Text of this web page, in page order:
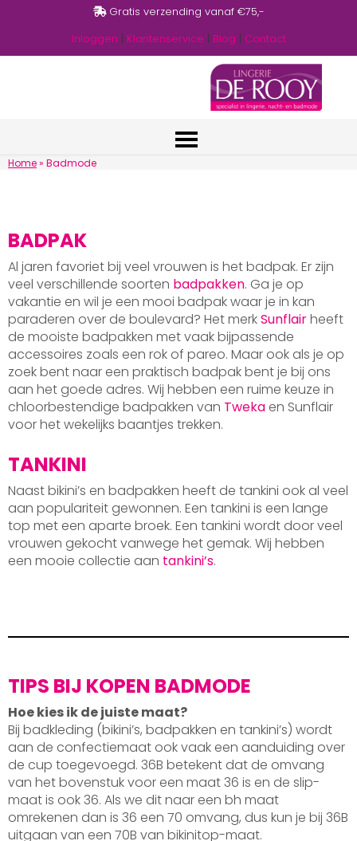
Gratis verzending vanaf €75,-
Inloggen | Klantenservice | Blog | Contact
Home» Badmode
BADPAK
Al jaren favoriet bij veel vrouwen is het badpak. Er zijn
veel verschillende soorten badpakken. Ga je op
vakantie en wil je een mooi badpak waar je in kan
paraderen over de boulevard? Het merkSunflairheeft
de mooiste badpakken met vaak bijpassende
accessoires zoals een rok of pareo. Maar ook als je op
zoek bent naar een praktisch badpak bent je bij ons
aan het goede adres. Wij hebben een ruime keuze in
chloorbestendige badpakken van Tweka en Sunflair
voor het wekelijks baantjes trekken.
TANKINI
Naast bikini’s en badpakken heeft de tankini ook al veel
aan populariteit gewonnen. Een tankini is een lange
top met een aparte broek. Een tankini wordt door veel
vrouwen gekocht vanwege het gemak. Wij hebben
een mooie collectie aan tankini’s.
TIPS BIJ KOPEN BADMODE
Hoe kies ik de juiste maat?
Bij badkleding (bikini’s, badpakken en tankini’s) wordt
aan de confectiemaat ook vaak een aanduiding over
de cup toegevoegd. 36B betekent dat de omvang
van het bovenstuk voor een maat 36 is en de slip-
maat is ook 36. Als we dit naar een bh maat
omrekenen dan is 36 een 70 omvang, dus kun je bij 36B
uitgaan van een 70B van bikinitop-maat.